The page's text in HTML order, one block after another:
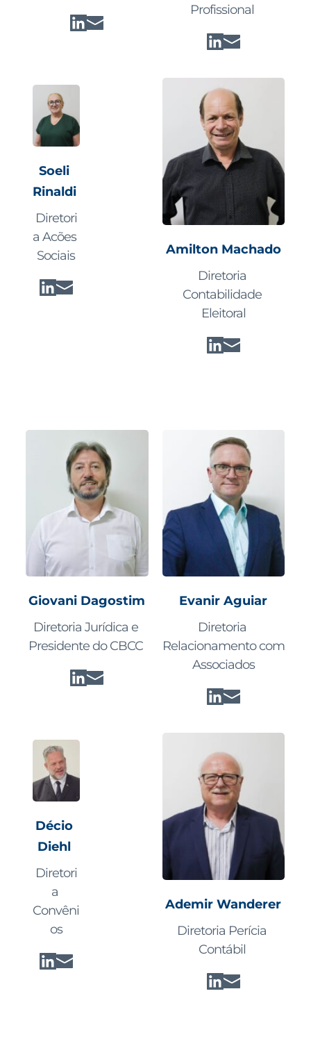
Profissional
Soeli
Rinaldi
Diretori
a Acões
Sociais
Amilton Machado
Diretoria
Contabilidade
Eleitoral
Giovani Dagostim
Diretoria Jurídica e
Presidente do CBCC
Evanir Aguiar
Diretoria
Relacionamento com
Associados
Décio
Diehl
Diretori
a
Convêni
os
Ademir Wanderer
Diretoria Perícia
Contábil